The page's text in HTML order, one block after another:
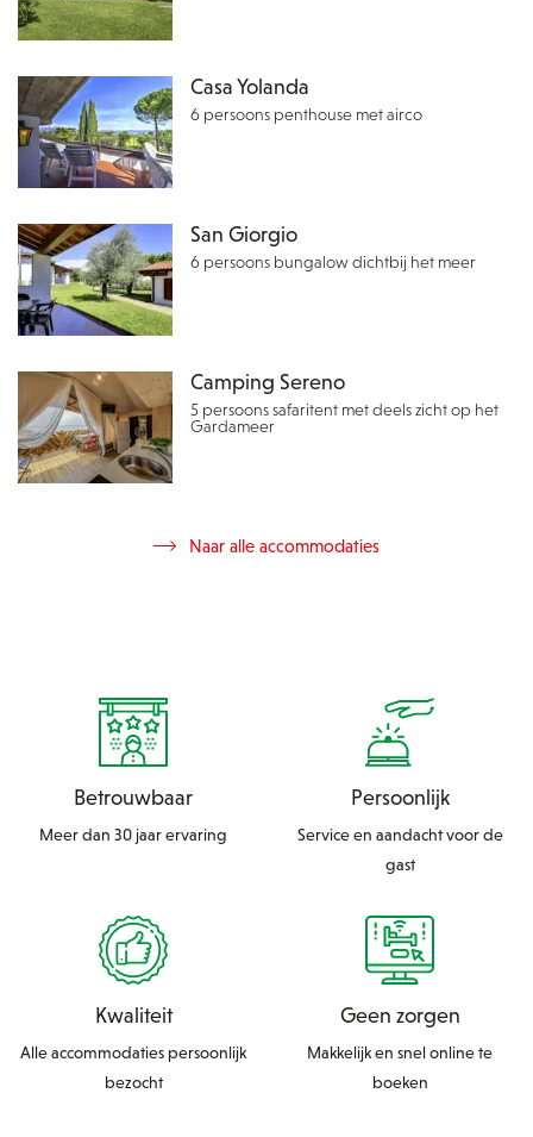
Casa Yolanda
6 persoons penthouse met airco
San Giorgio
6 persoons bungalow dichtbij het meer
Camping Sereno
5 persoons safaritent met deels zicht op het
Gardameer
Naar alle accommodaties
Betrouwbaar
Meer dan 30 jaar ervaring
Persoonlijk
Service en aandacht voor de
gast
Kwaliteit
Alle accommodaties persoonlijk
bezocht
Geen zorgen
Makkelijk en snel online te
boeken